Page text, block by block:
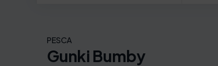
PESCA
Gunki Bumby